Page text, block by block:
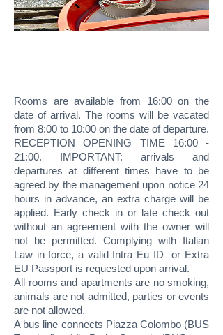
Rooms are available from 16:00 on the
date of arrival. The rooms will be vacated
from 8:00 to 10:00 on the date of departure.
RECEPTION OPENING TIME 16:00 -
21:00. IMPORTANT: arrivals and
departures at different times have to be
agreed by the management upon notice 24
hours in advance, an extra charge will be
applied. Early check in or late check out
without an agreement with the owner will
not be permitted. Complying with Italian
Law in force, a valid Intra Eu ID or Extra
EU Passport is requested upon arrival.
All rooms and apartments are no smoking,
animals are not admitted, parties or events
are not allowed.
A bus line connects Piazza Colombo (BUS